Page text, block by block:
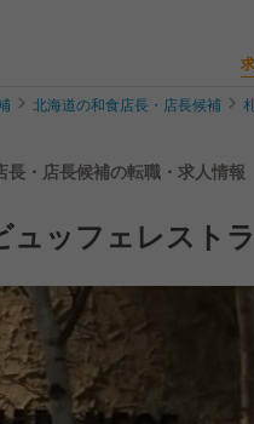
北海道の和食店長・店長候補
・店長候補の転職・求人情報
ュッフェレスト